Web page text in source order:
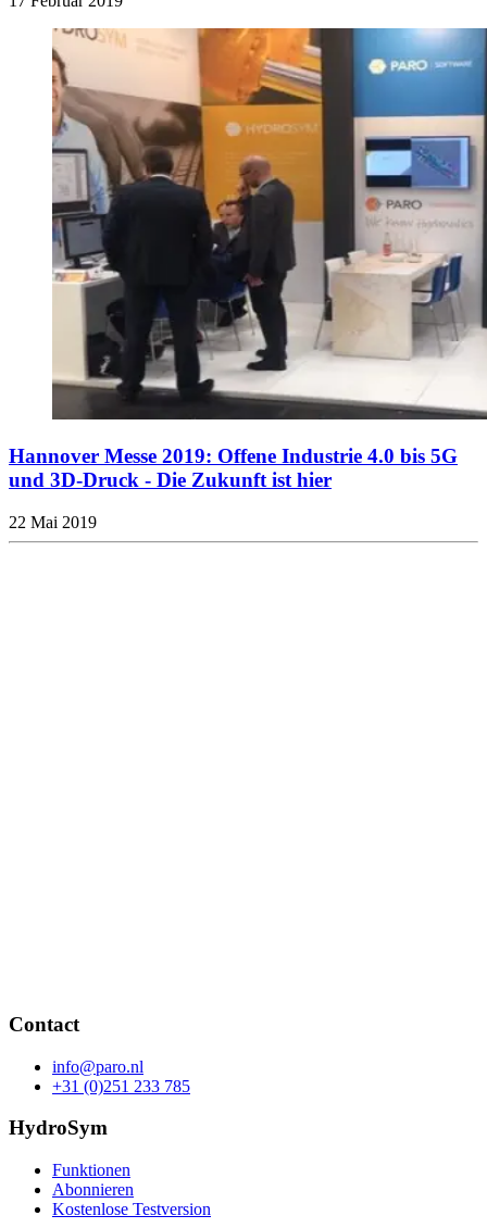
Hannover Messe 2019: Offene Industrie 4.0 bis 5G
und 3D-Druck - Die Zukunft ist hier
22 Mai 2019
Contact
info@paro.nl
+31 (0)251 233 785
HydroSym
Funktionen
Abonnieren
Kostenlose Testversion